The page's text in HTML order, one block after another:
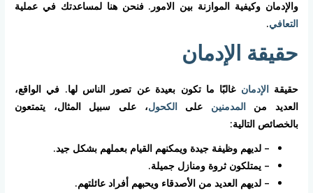
والإدمان وكيفية الموازنة بين الامور. فنحن هنا لمساعدتك في عملية
التعافي.
حقيقة الإدمان
حقيقةالإدمان غالبًا ما تكون بعيدة عن تصور الناس لها. في الواقع،
العديد منالمدمنين علىالكحول، على سبيل المثال، يتمتعون
بالخصائص التالية:
– لديهم وظيفة جيدة ويمكنهم القيام بعملهم بشكل جيد.
– يمتلكون ثروة ومنازل جميلة.
– لديهم العديد من الأصدقاء ويحبهم أفراد عائلتهم.